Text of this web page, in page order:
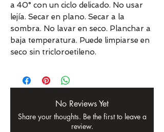
a 40° con un ciclo delicado. No usar
lejía. Secar en plano. Secar a la
sombra. No lavar en seco. Planchar a
baja temperatura. Puede limpiarse en
seco sin tricloroetileno.
No Reviews Yet
Share your thoughts. Be the first to leave a
review.